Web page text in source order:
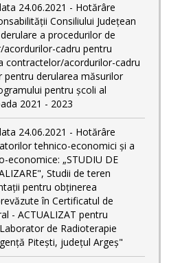
24.06.2021 - Hotărâre
Consiliului Județean
a procedurilor de
cadru pentru
contractelor/acordurilor-cadru
pentru derularea măsurilor
pentru școli al
2021 - 2023
24.06.2021 - Hotărâre
tehnico-economici și a
economice: „STUDIU DE
Studii de teren
pentru obținerea
în Certificatul de
- ACTUALIZAT pentru
de Radioterapie
Pitești, județul Argeș"